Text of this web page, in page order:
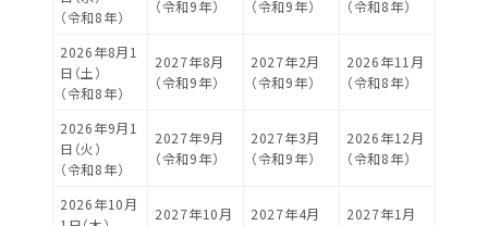
（令和8年）
（令和9年）
（令和9年）
（令和8年）
2026年8月1
日（土）
（令和8年）
2027年8月
（令和9年）
2027年2月
（令和9年）
2026年11月
（令和8年）
2026年9月1
日（火）
（令和8年）
2027年9月
（令和9年）
2027年3月
（令和9年）
2026年12月
（令和8年）
2026年10月
2027年10月
2027年4月
2027年1月